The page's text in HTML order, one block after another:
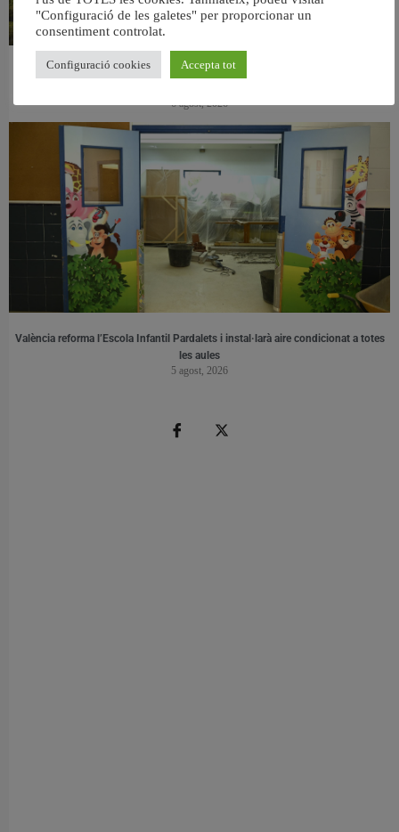
València retira prop de 15.000 litres de residus de la Devesa durant el mes de
6 agost, 2026
València reforma l’Escola Infantil Pardalets i instal·larà aire condicionat a totes
les aules
5 agost, 2026
"Configuració de les galetes" per proporcionar un
consentiment controlat.
Configuració cookies Accepta tot